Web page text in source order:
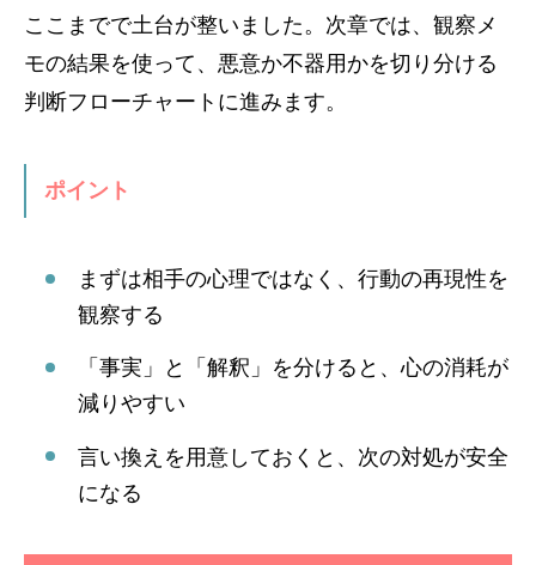
ここまでで土台が整いました。次章では、観察メ
モの結果を使って、悪意か不器用かを切り分ける
判断フローチャートに進みます。
ポイント
まずは相手の心理ではなく、行動の再現性を
観察する
「事実」と「解釈」を分けると、心の消耗が
減りやすい
言い換えを用意しておくと、次の対処が安全
になる